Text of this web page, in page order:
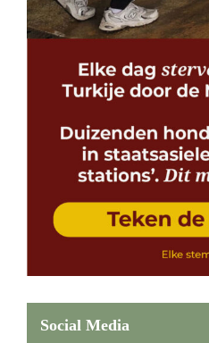
Social Media